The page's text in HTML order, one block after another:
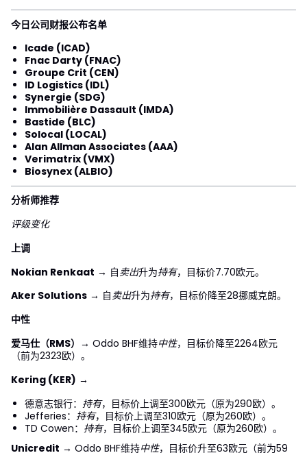
今日公司财报公布名单
Icade (ICAD)
Fnac Darty (FNAC)
Groupe Crit (CEN)
ID Logistics (IDL)
Synergie (SDG)
Immobilière Dassault (IMDA)
Bastide (BLC)
Solocal (LOCAL)
Alan Allman Associates (AAA)
Verimatrix (VMX)
Biosynex (ALBIO)
分析师推荐
评级变化
上调
Nokian Renkaat → 自卖出升为持有，目标价7.70欧元。
Aker Solutions → 自卖出升为持有，目标价降至28挪威克朗。
中性
爱马仕（RMS） → Oddo BHF维持中性，目标价降至2264欧元
（前为2323欧）。
Kering (KER) →
德意志银行： 持有，目标价上调至300欧元（原为290欧）。
Jefferies： 持有，目标价上调至310欧元（原为260欧）。
TD Cowen： 持有，目标价上调至345欧元（原为260欧）。
Unicredit → Oddo BHF维持中性，目标价升至63欧元（前为59